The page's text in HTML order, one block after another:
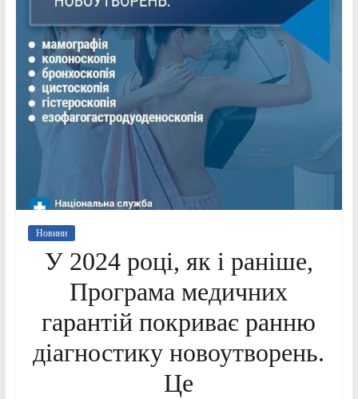
Новини
У 2024 році, як і раніше,
Програма медичних
гарантій покриває ранню
діагностику новоутворень.
Це